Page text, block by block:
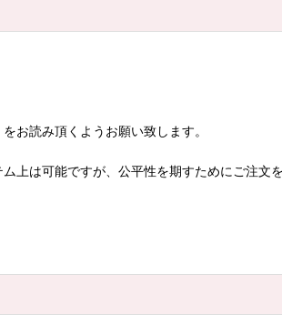
をお読み頂くようお願い致します。
上は可能ですが、公平性を期すためにご注文